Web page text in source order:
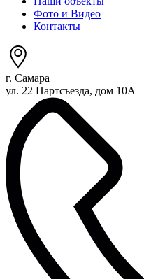
Фото и Видео
Контакты
г. Самара
ул. 22 Партсъезда, дом 10А